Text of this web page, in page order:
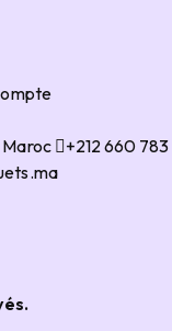
Maroc
+212 660 783